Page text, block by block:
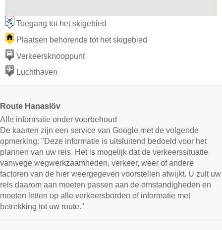
Toegang tot het skigebied
Plaatsen behorende tot het skigebied
Verkeersknooppunt
Luchthaven
Route Hanaslöv
Alle informatie onder voorbehoud
De kaarten zijn een service van Google met de volgende
opmerking: "Deze informatie is uitsluitend bedoeld voor het
plannen van uw reis. Het is mogelijk dat de verkeerssituatie
vanwege wegwerkzaamheden, verkeer, weer of andere
factoren van de hier weergegeven voorstellen afwijkt. U zult uw
reis daarom aan moeten passen aan de omstandigheden en
moeten letten op alle verkeersborden of informatie met
betrekking tot uw route."